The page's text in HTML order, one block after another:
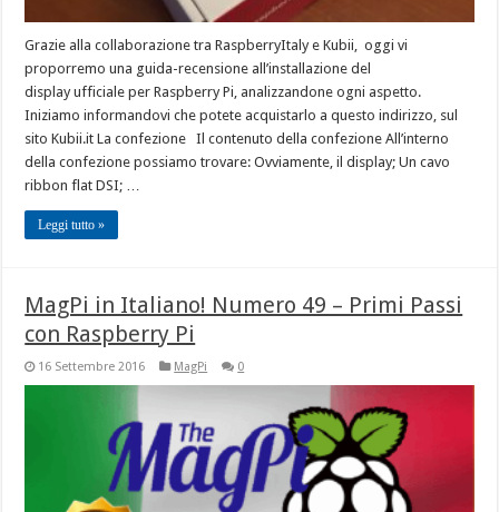
Grazie alla collaborazione tra RaspberryItaly e Kubii, oggi vi
proporremo una guida-recensione all’installazione del
display ufficiale per Raspberry Pi, analizzandone ogni aspetto.
Iniziamo informandovi che potete acquistarlo a questo indirizzo, sul
sito Kubii.it La confezione Il contenuto della confezione All’interno
della confezione possiamo trovare: Ovviamente, il display; Un cavo
ribbon flat DSI; …
Leggi tutto »
MagPi in Italiano! Numero 49 – Primi Passi
con Raspberry Pi
16 Settembre 2016 MagPi 0